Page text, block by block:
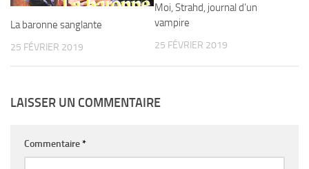
La baronne sanglante
25 FÉVRIER 2019
Moi, Strahd, journal d’un
vampire
25 FÉVRIER 2019
LAISSER UN COMMENTAIRE
Commentaire*